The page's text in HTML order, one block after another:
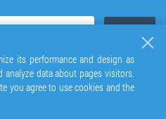
its performance and design as
data about pages visitors.
you agree to use cookies and the